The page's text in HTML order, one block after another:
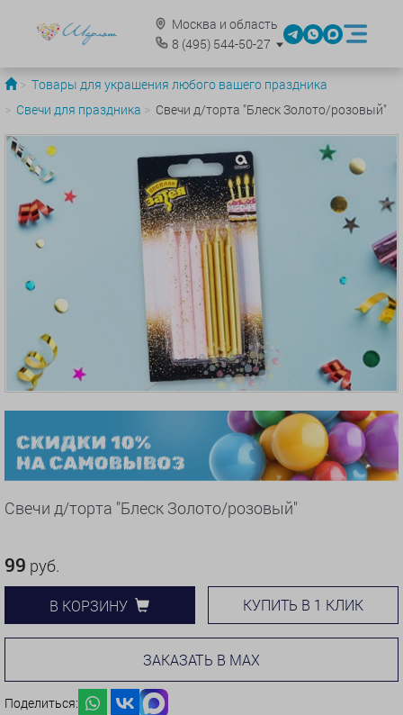
Москва и область
8 (495)544-50-27
Товары для украшения любого вашего праздника
Свечи для праздника
Свечи д/торта "Блеск Золото/розовый"
Свечи д/торта "Блеск Золото/розовый"
99 руб.
В КОРЗИНУ КУПИТЬ В 1 КЛИК
ЗАКАЗАТЬ В MAX
Поделиться: